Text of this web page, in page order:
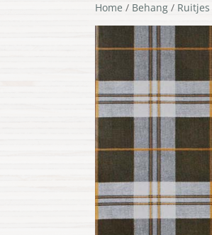
Home / Behang / Ruitjes